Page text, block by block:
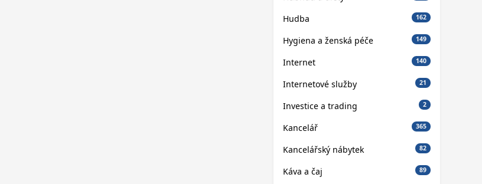
Hudba 162
Hygiena a ženská péče 149
Internet 140
Internetové služby 21
Investice a trading 2
Kancelář 365
Kancelářský nábytek 82
Káva a čaj 89